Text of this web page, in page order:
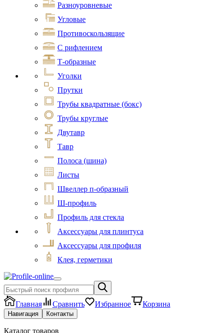
Разноуровневые
Угловые
Противоскользящие
С рифлением
Т-образные
Уголки
Прутки
Трубы квадратные (бокс)
Трубы круглые
Двутавр
Тавр
Полоса (шина)
Листы
Швеллер п-образный
Ш-профиль
Профиль для стекла
Аксессуары для плинтуса
Аксессуары для профиля
Клея, герметики
Главная Сравнить Избранное Корзина
Навигация Контакты
Каталог товаров